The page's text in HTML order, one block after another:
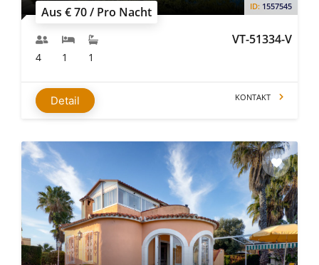
Aus € 70 / Pro Nacht ID: 1557545
VT-51334-V
4 1 1
Detail KONTAKT